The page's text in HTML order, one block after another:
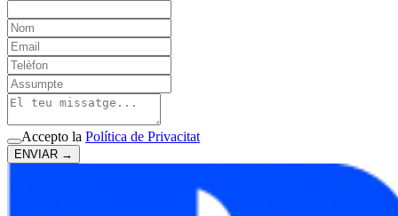
Accepto la Política de Privacitat
ENVIAR →